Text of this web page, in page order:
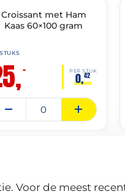
OP=OP
Croissant met Ham
Kaas 60×100 gram
– PER STUK
0,42
Voor de meest